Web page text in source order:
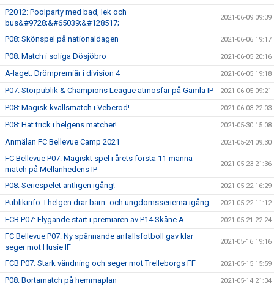
P2012: Poolparty med bad, lek och
bus&#9728;&#65039;&#128517;
2021-06-09 09:39
P08: Skönspel på nationaldagen 2021-06-06 19:17
P08: Match i soliga Dösjöbro 2021-06-05 20:16
A-laget: Drömpremiär i division 4 2021-06-05 19:18
P07: Storpublik & Champions League atmosfär på Gamla IP 2021-06-05 09:21
P08: Magisk kvällsmatch i Veberöd! 2021-06-03 22:03
P08: Hat trick i helgens matcher! 2021-05-30 15:08
Anmälan FC Bellevue Camp 2021 2021-05-24 09:30
FC Bellevue P07: Magiskt spel i årets första 11-manna
match på Mellanhedens IP
2021-05-23 21:36
P08: Seriespelet äntligen igång! 2021-05-22 16:29
Publikinfo: I helgen drar barn- och ungdomsserierna igång 2021-05-22 11:12
FCB P07: Flygande start i premiären av P14 Skåne A 2021-05-21 22:24
FC Bellevue P07: Ny spännande anfallsfotboll gav klar
seger mot Husie IF
2021-05-16 19:16
FCB P07: Stark vändning och seger mot Trelleborgs FF 2021-05-15 15:59
P08: Bortamatch på hemmaplan 2021-05-14 21:34